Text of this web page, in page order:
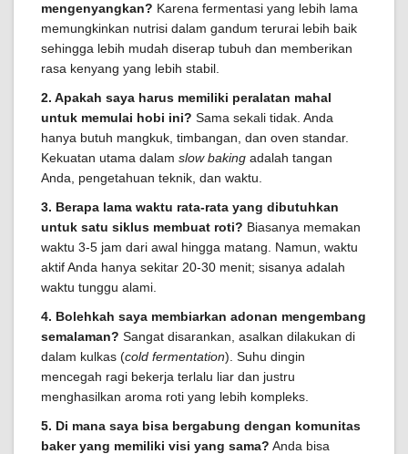
mengenyangkan? Karena fermentasi yang lebih lama
memungkinkan nutrisi dalam gandum terurai lebih baik
sehingga lebih mudah diserap tubuh dan memberikan
rasa kenyang yang lebih stabil.
2. Apakah saya harus memiliki peralatan mahal
untuk memulai hobi ini? Sama sekali tidak. Anda
hanya butuh mangkuk, timbangan, dan oven standar.
Kekuatan utama dalam slow baking adalah tangan
Anda, pengetahuan teknik, dan waktu.
3. Berapa lama waktu rata-rata yang dibutuhkan
untuk satu siklus membuat roti? Biasanya memakan
waktu 3-5 jam dari awal hingga matang. Namun, waktu
aktif Anda hanya sekitar 20-30 menit; sisanya adalah
waktu tunggu alami.
4. Bolehkah saya membiarkan adonan mengembang
semalaman? Sangat disarankan, asalkan dilakukan di
dalam kulkas (cold fermentation). Suhu dingin
mencegah ragi bekerja terlalu liar dan justru
menghasilkan aroma roti yang lebih kompleks.
5. Di mana saya bisa bergabung dengan komunitas
baker yang memiliki visi yang sama? Anda bisa